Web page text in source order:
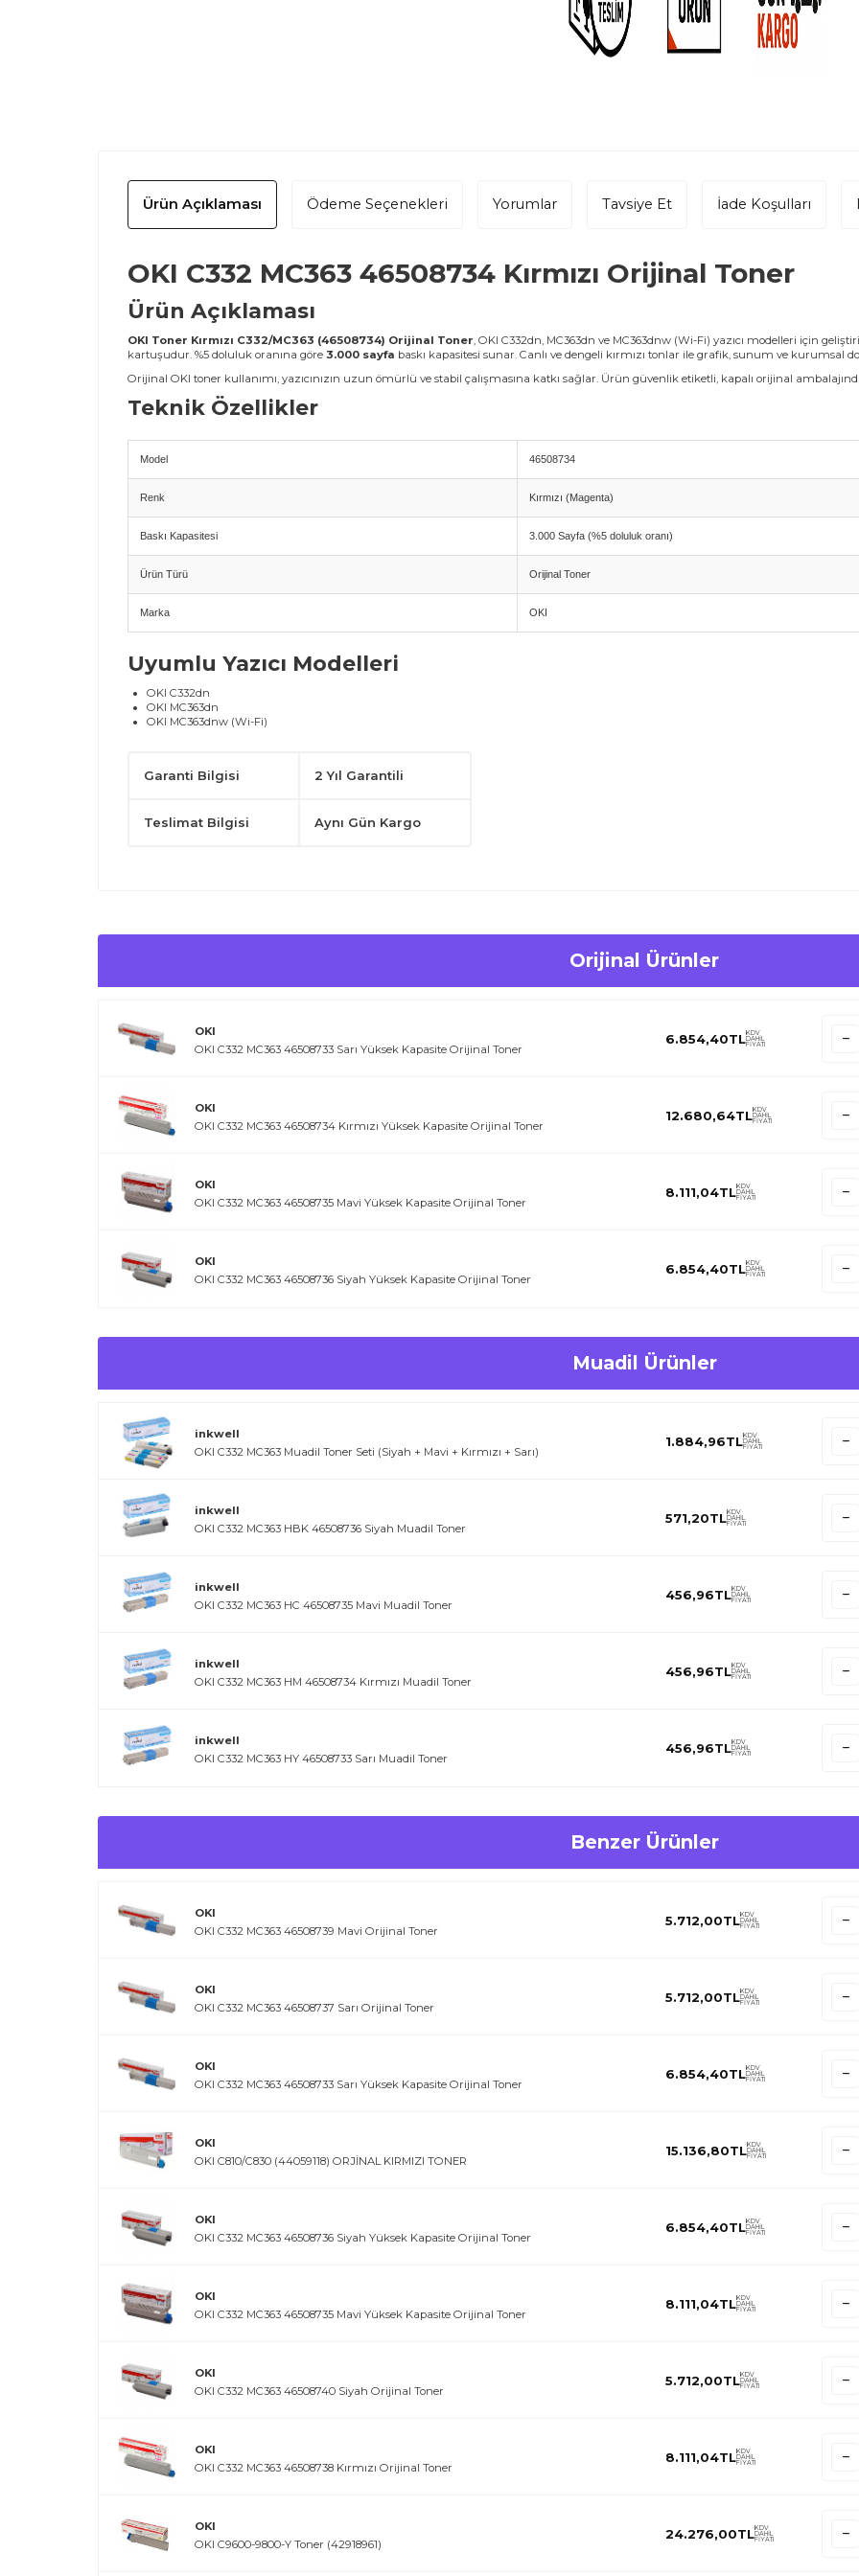
Ürün Açıklaması Ödeme Seçenekleri Yorumlar Tavsiye Et İade Koşulları
OKI C332 MC363 46508734 Kırmızı Orijinal Toner
Ürün Açıklaması
OKI Toner Kırmızı C332/MC363 (46508734) Orijinal Toner, OKI C332dn, MC363dn ve MC363dnw (Wi-Fi) yazıcı modelleri için
kartuşudur. %5 doluluk oranına göre 3.000 sayfa baskı kapasitesi sunar. Canlı ve dengeli kırmızı tonlar ile grafik, sunum ve kurumsal
Orijinal OKI toner kullanımı, yazıcınızın uzun ömürlü ve stabil çalışmasına katkı sağlar. Ürün güvenlik etiketli, kapalı orijinal
Teknik Özellikler
Model 46508734
Renk Kırmızı (Magenta)
Baskı Kapasitesi 3.000 Sayfa (%5 doluluk oranı)
Ürün Türü Orijinal Toner
Marka OKI
Uyumlu Yazıcı Modelleri
OKI C332dn
OKI MC363dn
OKI MC363dnw (Wi-Fi)
Avantajlar
Yüksek verim (3.000 sayfa)
Garanti Bilgisi 2 Yıl Garantili
Teslimat Bilgisi Aynı Gün Kargo
Orijinal Ürünler
OKI
OKI C332 MC363 46508733 Sarı Yüksek Kapasite Orijinal Toner
6.854,40TLKDV
DAHİL
FİYATI
OKI
OKI C332 MC363 46508734 Kırmızı Yüksek Kapasite Orijinal Toner
12.680,64TLKDV
DAHİL
FİYATI
OKI
OKI C332 MC363 46508735 Mavi Yüksek Kapasite Orijinal Toner
8.111,04TLKDV
DAHİL
FİYATI
OKI
OKI C332 MC363 46508736 Siyah Yüksek Kapasite Orijinal Toner
6.854,40TLKDV
DAHİL
FİYATI
Muadil Ürünler
inkwell
OKI C332 MC363 Muadil Toner Seti (Siyah + Mavi + Kırmızı + Sarı)
1.884,96TLKDV
DAHİL
FİYATI
inkwell
OKI C332 MC363 HBK 46508736 Siyah Muadil Toner
571,20TLKDV
DAHİL
FİYATI
inkwell
OKI C332 MC363 HC 46508735 Mavi Muadil Toner
456,96TLKDV
DAHİL
FİYATI
inkwell
OKI C332 MC363 HM 46508734 Kırmızı Muadil Toner
456,96TLKDV
DAHİL
FİYATI
inkwell
OKI C332 MC363 HY 46508733 Sarı Muadil Toner
456,96TLKDV
DAHİL
FİYATI
Benzer Ürünler
OKI
OKI C332 MC363 46508739 Mavi Orijinal Toner
5.712,00TLKDV
DAHİL
FİYATI
OKI
OKI C332 MC363 46508737 Sarı Orijinal Toner
5.712,00TLKDV
DAHİL
FİYATI
OKI
OKI C332 MC363 46508733 Sarı Yüksek Kapasite Orijinal Toner
6.854,40TLKDV
DAHİL
FİYATI
OKI
OKI C810/C830 (44059118) ORJİNAL KIRMIZI TONER
15.136,80TLKDV
DAHİL
FİYATI
OKI
OKI C332 MC363 46508736 Siyah Yüksek Kapasite Orijinal Toner
6.854,40TLKDV
DAHİL
FİYATI
OKI
OKI C332 MC363 46508735 Mavi Yüksek Kapasite Orijinal Toner
8.111,04TLKDV
DAHİL
FİYATI
OKI
OKI C332 MC363 46508740 Siyah Orijinal Toner
5.712,00TLKDV
DAHİL
FİYATI
OKI
OKI C332 MC363 46508738 Kırmızı Orijinal Toner
8.111,04TLKDV
DAHİL
FİYATI
OKI
OKI C9600-9800-Y Toner (42918961)
24.276,00TLKDV
DAHİL
FİYATI